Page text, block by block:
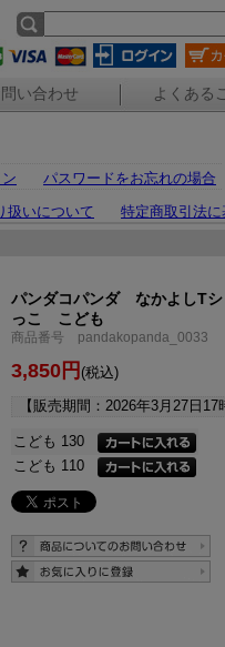
い合わせ よくある
パスワードをお忘れの場合
扱いについて 特定商取引法
パンダコパンダ なかよしTシ
っこ こども
商品番号 pandakopanda_0033
3,850円 (税込)
【販売期間： 2026年3月27日17
こども 130
こども 110